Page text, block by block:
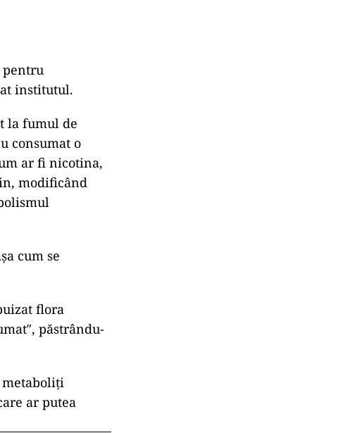
pentru
institutul.
la fumul de
consumat o
ar fi nicotina,
modificând
cum se
flora
păstrându-
ar putea